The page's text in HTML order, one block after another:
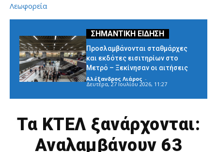
Λεωφορεία
Προσλαμβάνονται σταθμάρχες
και εκδότες εισιτηρίων στο
Μετρό – Ξεκίνησαν οι αιτήσεις
Αλέξανδρος Λιάρος -
Δευτέρα, 27 Ιουλίου 2026, 11:27
Τα ΚΤΕΛ ξανάρχονται:
Αναλαμβάνουν 63